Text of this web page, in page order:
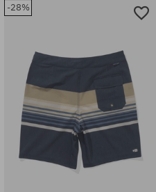
Dostępne rozmiary:
-28%